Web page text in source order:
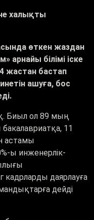
халықты
өткен жаздан
арнайы білімі іске
жастан бастап
ашуға, бос
Биыл ол 89 мың
11
астамы
ы инженерлік-
даярлауға
дейді